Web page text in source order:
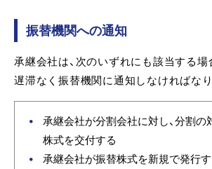
振替機関への通知
承継会社は、次のいずれにも該当する場
遅滞なく振替機関に通知しなければなり
承継会社が分割会社に対し、分割の
株式を交付する
承継会社が振替株式を新規で発行